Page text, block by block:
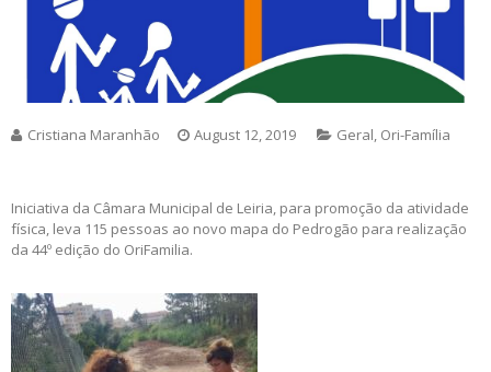
Cristiana Maranhão August 12, 2019 Geral Ori-Família
Iniciativa da Câmara Municipal de Leiria, para promoção da atividade
física, leva 115 pessoas ao novo mapa do Pedrogão para realização
da 44º edição do OriFamilia.